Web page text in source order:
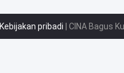
Kebijakan pribadi | CINA Bagus